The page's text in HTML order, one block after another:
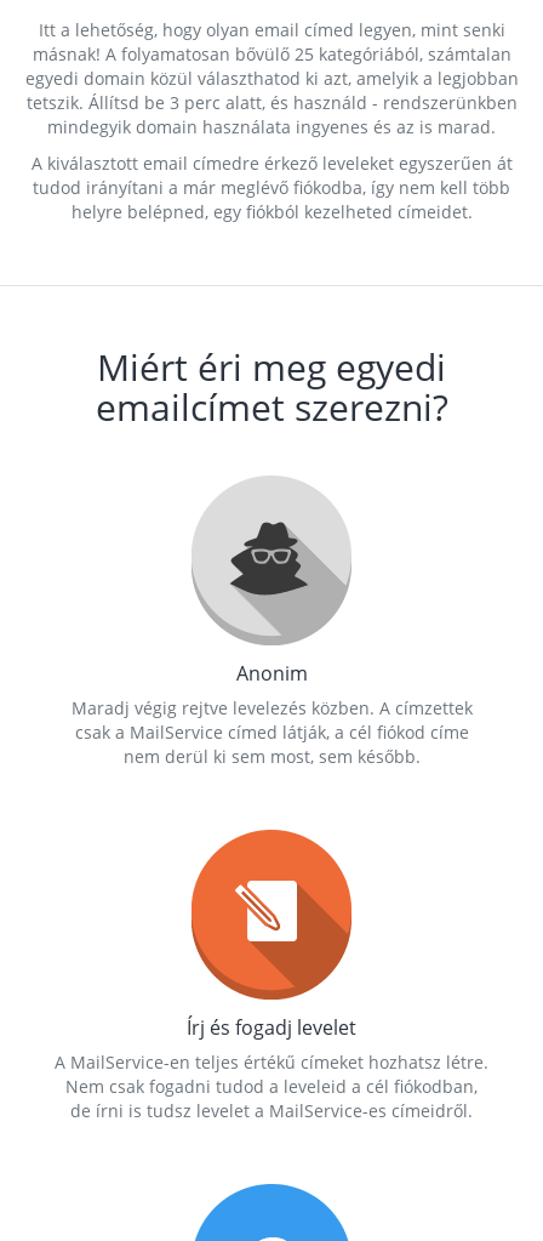
Itt a lehetőség, hogy olyan email címed legyen, mint senki
másnak! A folyamatosan bővülő 25 kategóriából, számtalan
egyedi domain közül választhatod ki azt, amelyik a legjobban
tetszik. Állítsd be 3 perc alatt, és használd - rendszerünkben
mindegyik domain használata ingyenes és az is marad.
A kiválasztott email címedre érkező leveleket egyszerűen át
tudod irányítani a már meglévő fiókodba, így nem kell több
helyre belépned, egy fiókból kezelheted címeidet.
Miért éri meg egyedi
emailcímet szerezni?
Anonim
Maradj végig rejtve levelezés közben. A címzettek
csak a MailService címed látják, a cél fiókod címe
nem derül ki sem most, sem később.
Írj és fogadj levelet
A MailService-en teljes értékű címeket hozhatsz létre.
Nem csak fogadni tudod a leveleid a cél fiókodban,
de írni is tudsz levelet a MailService-es címeidről.